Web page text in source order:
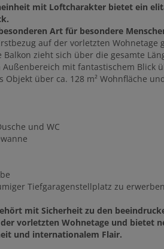
mit Loftcharakter bietet ein
Art für besondere
auf der vorletzten Wohnetage
Balkon zieht sich über die gesamte
Außenbereich mit fantastischem Blick
Objekt über ca. 128 m² Wohnfläche
und WC
Tiefgaragenstellplatz zu
mit Sicherheit zu den
vorletzten Wohnetage und bietet
und internationalem Flair.